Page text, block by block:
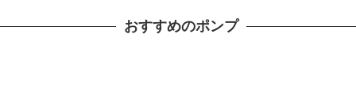
おすすめのポンプ